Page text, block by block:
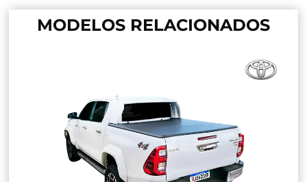
MODELOS RELACIONADOS